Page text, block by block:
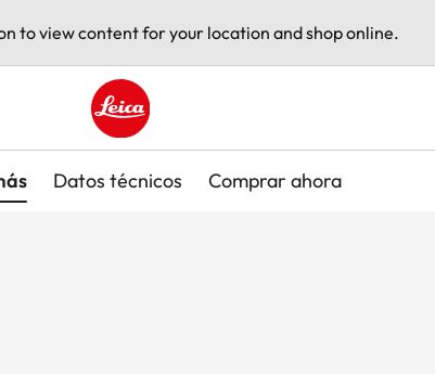
to view content for your location and shop online.
Leica logo - Home
Datos técnicos Comprar ahora